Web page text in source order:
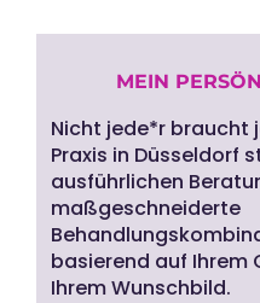
MEIN
Nicht jede*r braucht
Praxis in Düsseldorf
ausführlichen
maßgeschneiderte
basierend auf Ihrem
Ihrem Wunschbild.